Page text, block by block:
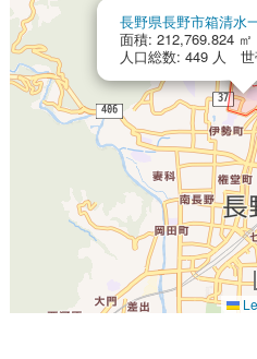
長野県長野市箱清水
面積: 212,769.824 ㎡
人口総数: 449 人 世